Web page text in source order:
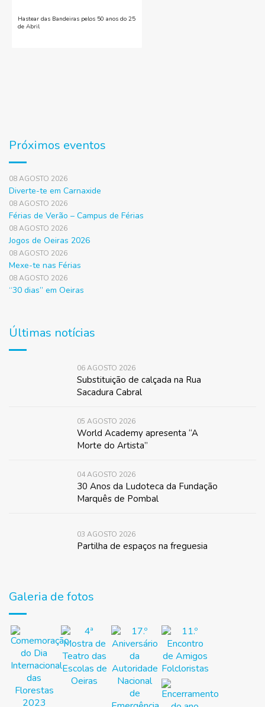
Hastear das Bandeiras pelos 50 anos do 25
de Abril
Próximos eventos
08 AGOSTO 2026
Diverte-te em Carnaxide
08 AGOSTO 2026
Férias de Verão – Campus de Férias
08 AGOSTO 2026
Jogos de Oeiras 2026
08 AGOSTO 2026
Mexe-te nas Férias
08 AGOSTO 2026
“30 dias” em Oeiras
Últimas notícias
06 AGOSTO 2026
Substituição de calçada na Rua
Sacadura Cabral
05 AGOSTO 2026
World Academy apresenta “A
Morte do Artista”
04 AGOSTO 2026
30 Anos da Ludoteca da Fundação
Marquês de Pombal
03 AGOSTO 2026
Partilha de espaços na freguesia
Galeria de fotos